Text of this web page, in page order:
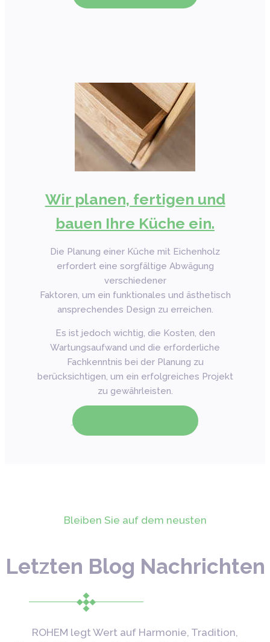
Wir planen, fertigen und
bauen Ihre Küche ein.
Die Planung einer Küche mit Eichenholz
erfordert eine sorgfältige Abwägung
verschiedener
Faktoren, um ein funktionales und ästhetisch
ansprechendes Design zu erreichen.
Es ist jedoch wichtig, die Kosten, den
Wartungsaufwand und die erforderliche
Fachkenntnis bei der Planung zu
berücksichtigen, um ein erfolgreiches Projekt
zu gewährleisten.
Jetzt Fachberater kontaktieren!
Bleiben Sie auf dem neusten
Letzten Blog Nachrichten
ROHEM legt Wert auf Harmonie, Tradition,